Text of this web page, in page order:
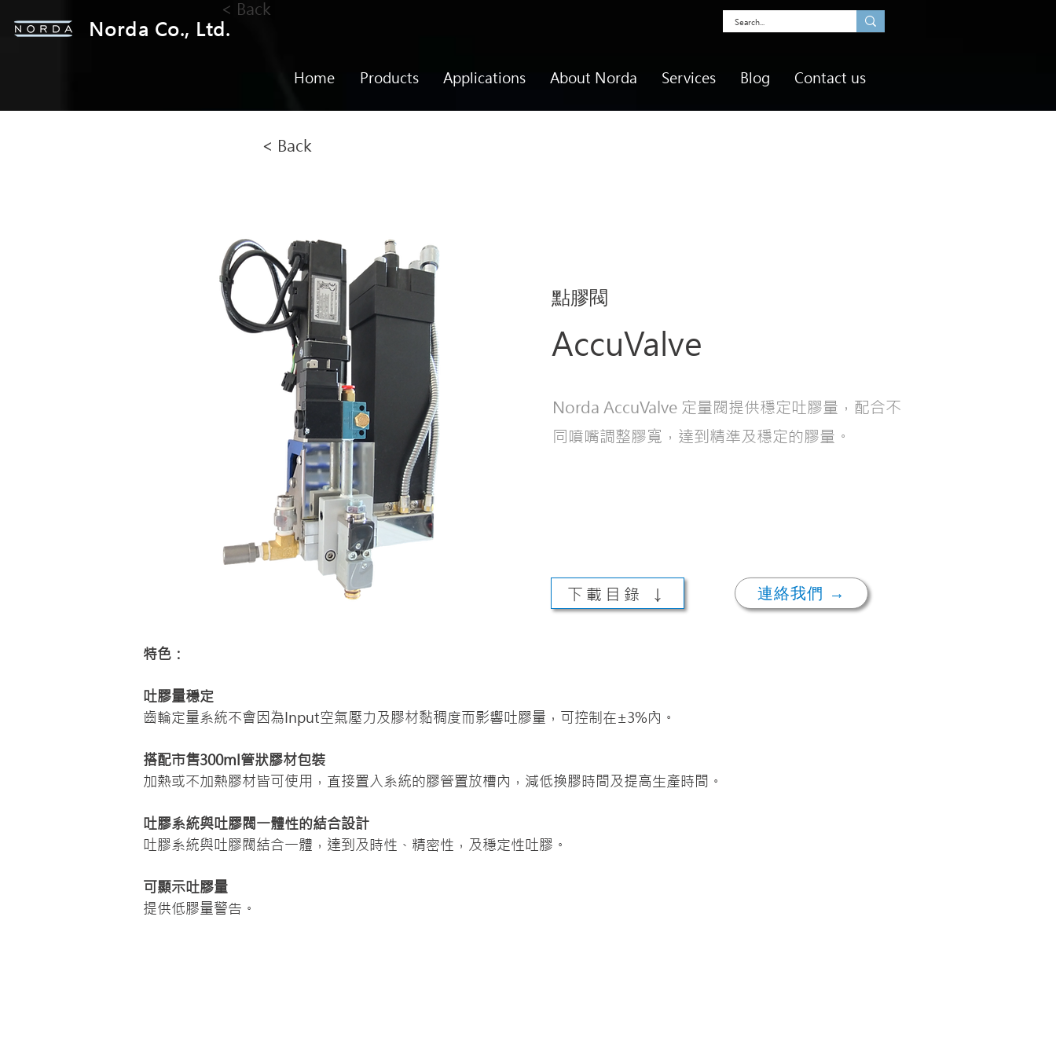
Norda Co., Ltd.
< Back
Home Products Applications About Norda Services Blog Contact us
< Back
點膠閥
AccuValve
Norda AccuValve 定量閥提供穩定吐膠量，配合不
同噴嘴調整膠寬，達到精準及穩定的膠量。
下載目錄 ↓ 連絡我們 →
特色：
吐膠量穩定
齒輪定量系統不會因為Input空氣壓力及膠材黏稠度而影響吐膠量，可控制在±3%內。
搭配市售300ml管狀膠材包裝
加熱或不加熱膠材皆可使用，直接置入系統的膠管置放槽內，減低換膠時間及提高生產時間。
吐膠系統與吐膠閥一體性的結合設計
吐膠系統與吐膠閥結合一體，達到及時性、精密性，及穩定性吐膠。
可顯示吐膠量
提供低膠量警告。